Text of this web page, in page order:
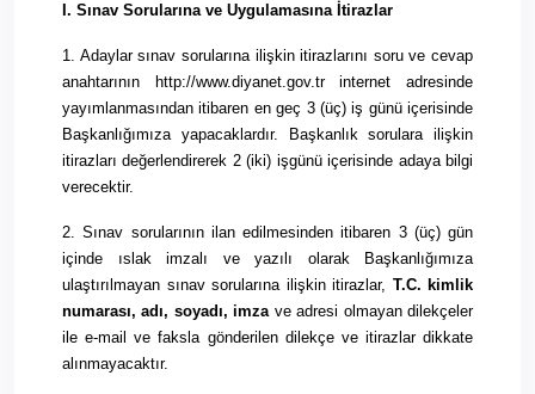
I. Sınav Sorularına ve Uygulamasına İtirazlar
1. Adaylar sınav sorularına ilişkin itirazlarını soru ve cevap
anahtarının http://www.diyanet.gov.tr internet adresinde
yayımlanmasından itibaren en geç 3 (üç) iş günü içerisinde
Başkanlığımıza yapacaklardır. Başkanlık sorulara ilişkin
itirazları değerlendirerek 2 (iki) işgünü içerisinde adaya bilgi
verecektir.
2. Sınav sorularının ilan edilmesinden itibaren 3 (üç) gün
içinde ıslak imzalı ve yazılı olarak Başkanlığımıza
ulaştırılmayan sınav sorularına ilişkin itirazlar, T.C. kimlik
numarası, adı, soyadı, imzave adresi olmayan dilekçeler
ile e-mail ve faksla gönderilen dilekçe ve itirazlar dikkate
alınmayacaktır.